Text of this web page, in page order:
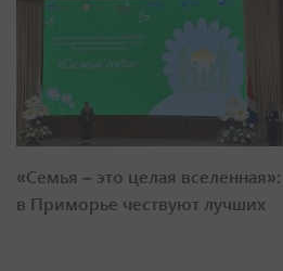
«Семья – это целая вселенная»:
в Приморье чествуют лучших